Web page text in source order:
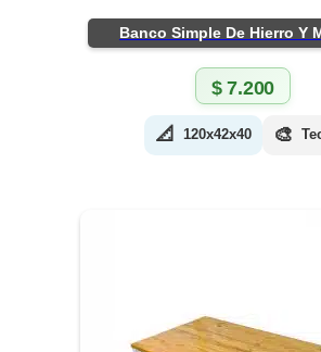
Banco Simple De Hierro Y
$7.200
📐 120x42x40 🎨